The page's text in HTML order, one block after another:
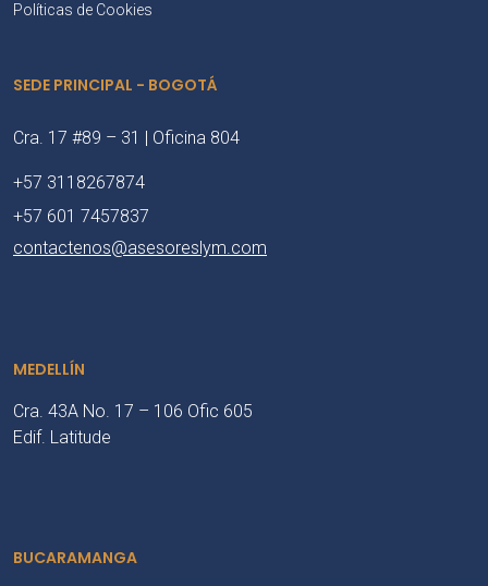
Políticas de Cookies
SEDE PRINCIPAL - BOGOTÁ
Cra. 17 #89 – 31 | Oficina 804
+57 3118267874
+57 601 7457837
contactenos@asesoreslym.com
MEDELLÍN
Cra. 43A No. 17 – 106 Ofic 605
Edif. Latitude
BUCARAMANGA